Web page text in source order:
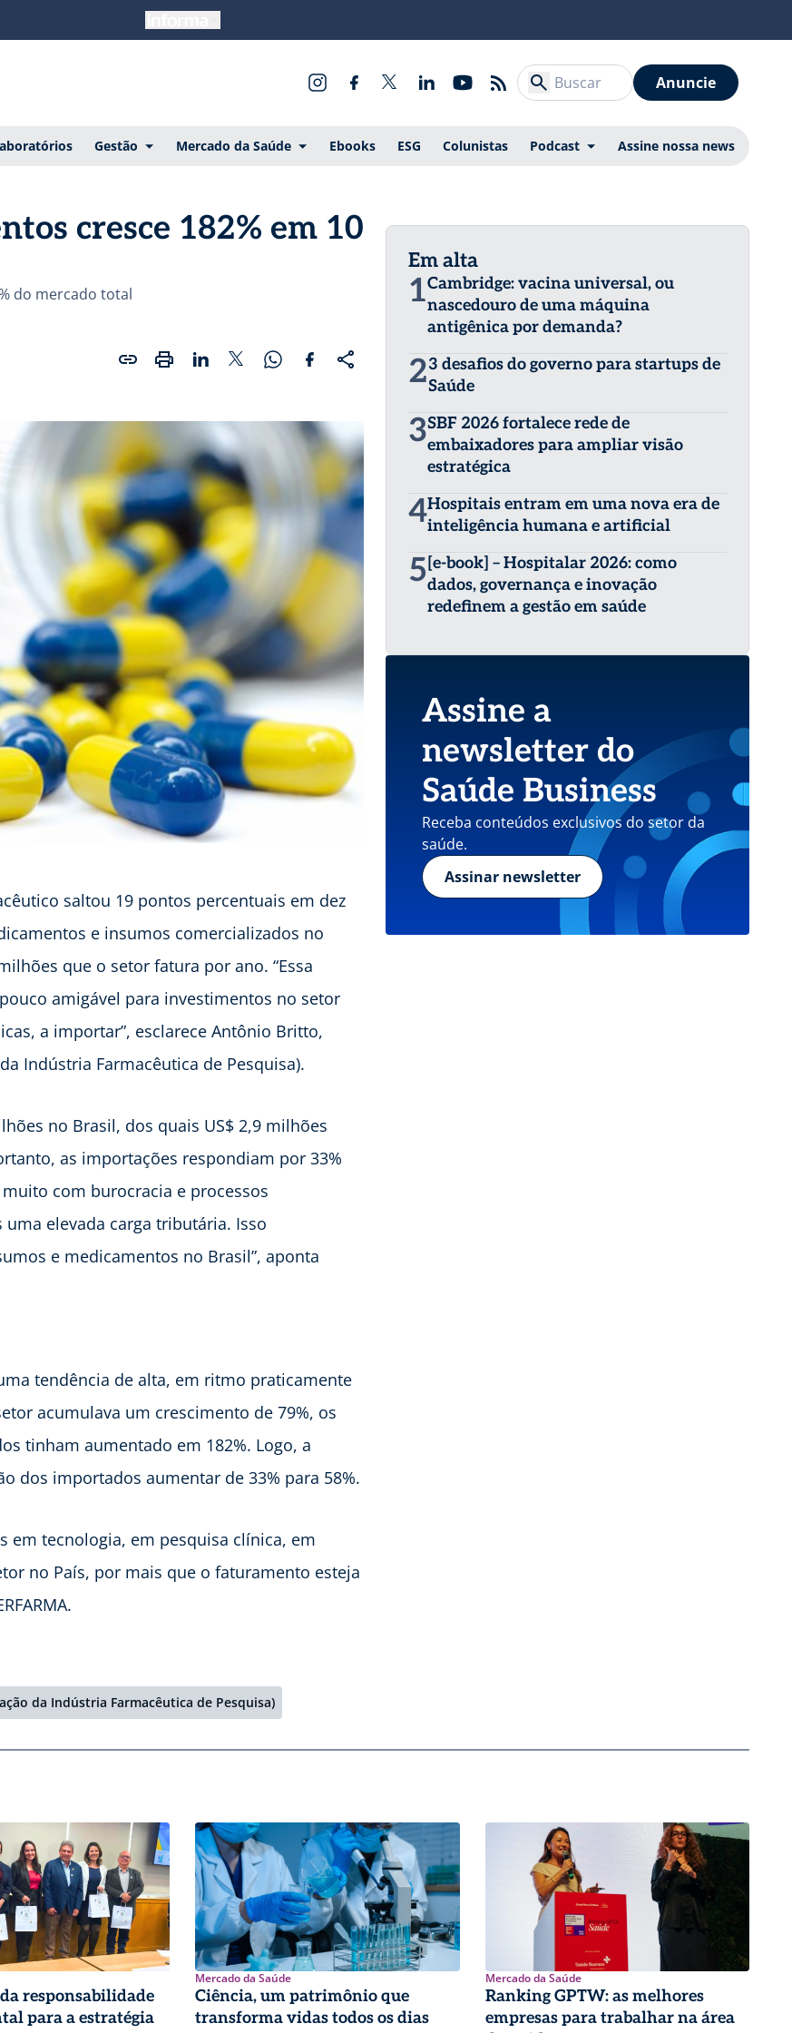
Anuncie
Gestão Mercado da Saúde Ebooks ESG Colunistas Podcast Assine nossa news
cresce 182% em 10
do mercado total
saltou 19 pontos percentuais em dez
e insumos comercializados no
que o setor fatura por ano. “Essa
amigável para investimentos no setor
a importar”, esclarece Antônio Britto,
Indústria Farmacêutica de Pesquisa).
no Brasil, dos quais US$ 2,9 milhões
as importações respondiam por 33%
com burocracia e processos
elevada carga tributária. Isso
e medicamentos no Brasil”, aponta
tendência de alta, em ritmo praticamente
acumulava um crescimento de 79%, os
tinham aumentado em 182%. Logo, a
dos importados aumentar de 33% para 58%.
em tecnologia, em pesquisa clínica, em
no País, por mais que o faturamento esteja
da Indústria Farmacêutica de Pesquisa)
Em alta
1Cambridge: vacina universal, ou
nascedouro de uma máquina
antigênica por demanda?
23 desafios do governo para startups de
Saúde
3SBF 2026 fortalece rede de
embaixadores para ampliar visão
estratégica
4Hospitais entram em uma nova era de
inteligência humana e artificial
5 [e-book] – Hospitalar 2026: como
dados, governança e inovação
redefinem a gestão em saúde
Assine a
newsletter do
Saúde Business
Receba conteúdos exclusivos do setor da
saúde.
Assinar newsletter
responsabilidade
para a estratégia
Mercado da Saúde
Ciência, um patrimônio que
transforma vidas todos os dias
Mercado da Saúde
Ranking GPTW: as melhores
empresas para trabalhar na área